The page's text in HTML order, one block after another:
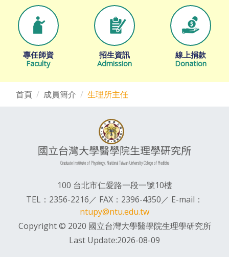
專任師資
Faculty
招生資訊
Admission
線上捐款
Donation
首頁 成員簡介 生理所主任
國立台灣大學醫學院生理學研究所
Graduate Institute of Physiology, National Taiwan University College of Medicine
100 台北市仁愛路一段一號10樓
TEL：2356-2216／ FAX：2396-4350／ E-mail：
ntupy@ntu.edu.tw
Copyright © 2020 國立台灣大學醫學院生理學研究所
Last Update:2026-08-09